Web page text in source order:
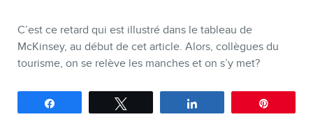
C’est ce retard qui est illustré dans le tableau de
McKinsey, au début de cet article. Alors, collègues du
tourisme, on se relève les manches et on s’y met?